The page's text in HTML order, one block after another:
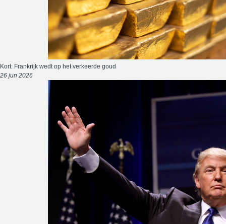
Kort: Frankrijk wedt op het verkeerde goud
26 jun 2026